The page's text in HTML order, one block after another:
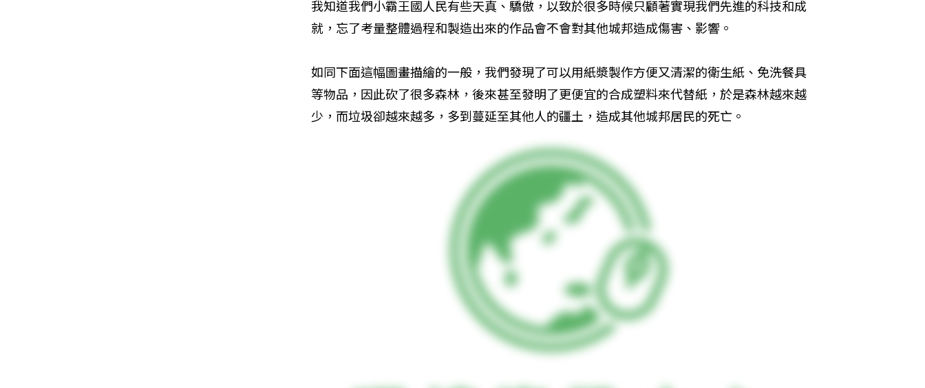
我知道我們小霸王國人民有些天真、驕傲，以致於很多時候只顧著實現我們先進的科技和成
就，忘了考量整體過程和製造出來的作品會不會對其他城邦造成傷害、影響。
如同下面這幅圖畫描繪的一般，我們發現了可以用紙漿製作方便又清潔的衛生紙、免洗餐具
等物品，因此砍了很多森林，後來甚至發明了更便宜的合成塑料來代替紙，於是森林越來越
少，而垃圾卻越來越多，多到蔓延至其他人的疆土，造成其他城邦居民的死亡。